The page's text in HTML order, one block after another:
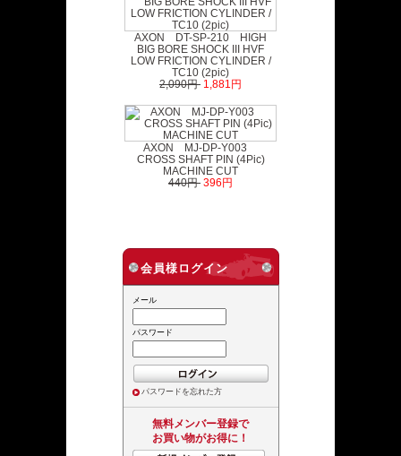
AXON DT-SP-210 HIGH
BIG BORE SHOCK III HVF
LOW FRICTION CYLINDER /
TC10 (2pic)
2,090円 1,881円
AXON MJ-DP-Y003
CROSS SHAFT PIN (4Pic)
MACHINE CUT
440円 396円
会員様ログイン
メール
パスワード
パスワードを忘れた方
無料メンバー登録で
お買い物がお得に！